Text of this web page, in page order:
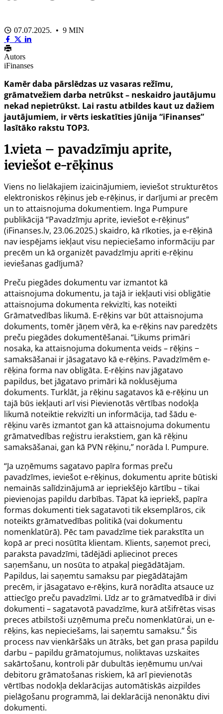
07.07.2025. • 9 MIN
Autors
iFinanses
Kamēr daba pārslēdzas uz vasaras režīmu,
grāmatvežiem darba netrūkst – neskaidro jautājumu
nekad nepietrūkst. Lai rastu atbildes kaut uz dažiem
jautājumiem, ir vērts ieskatīties jūnija “iFinanses”
lasītāko rakstu TOP3.
1.vieta – pavadzīmju aprite,
ieviešot e-rēķinus
Viens no lielākajiem izaicinājumiem, ieviešot strukturētos
elektroniskos rēķinus jeb e-rēķinus, ir darījumi ar precēm
un to attaisnojuma dokumentiem. Inga Pumpure
publikācijā “Pavadzīmju aprite, ieviešot e-rēķinus”
(iFinanses.lv, 23.06.2025.) skaidro, kā rīkoties, ja e-rēķinā
nav iespējams iekļaut visu nepieciešamo informāciju par
precēm un kā organizēt pavadzīmju apriti e-rēķinu
ieviešanas gadījumā?
Preču piegādes dokumentu var izmantot kā
attaisnojuma dokumentu, ja tajā ir iekļauti visi obligātie
attaisnojuma dokumenta rekvizīti, kas noteikti
Grāmatvedības likumā. E-rēķins var būt attaisnojuma
dokuments, tomēr jāņem vērā, ka e-rēķins nav paredzēts
preču piegādes dokumentēšanai. “Likums primāri
nosaka, ka attaisnojuma dokumenta veids – rēķins −
samaksāšanai ir jāsagatavo kā e-rēķins. Pavadzīmēm e-
rēķina forma nav obligāta. E-rēķins nav jāgatavo
papildus, bet jāgatavo primāri kā noklusējuma
dokuments. Turklāt, ja rēķinu sagatavos kā e-rēķinu un
tajā būs iekļauti arī visi Pievienotās vērtības nodokļa
likumā noteiktie rekvizīti un informācija, tad šādu e-
rēķinu varēs izmantot gan kā attaisnojuma dokumentu
grāmatvedības reģistru ierakstiem, gan kā rēķinu
samaksāšanai, gan kā PVN rēķinu,” norāda I. Pumpure.
“Ja uzņēmums sagatavo papīra formas preču
pavadzīmes, ieviešot e-rēķinus, dokumentu aprite būtiski
nemainās salīdzinājumā ar iepriekšējo kārtību – tikai
pievienojas papildu darbības. Tāpat kā iepriekš, papīra
formas dokumenti tiek sagatavoti tik eksemplāros, cik
noteikts grāmatvedības politikā (vai dokumentu
nomenklatūrā). Pēc tam pavadzīme tiek parakstīta un
kopā ar preci nosūtīta klientam. Klients, saņemot preci,
paraksta pavadzīmi, tādējādi apliecinot preces
saņemšanu, un nosūta to atpakaļ piegādātājam.
Papildus, lai saņemtu samaksu par piegādātajām
precēm, ir jāsagatavo e-rēķins, kurā norādīta atsauce uz
attiecīgo preču pavadzīmi. Līdz ar to grāmatvedībā ir divi
dokumenti – sagatavotā pavadzīme, kurā atšifrētas visas
preces atbilstoši uzņēmuma preču nomenklatūrai, un e-
rēķins, kas nepieciešams, lai saņemtu samaksu.” Šis
process nav vienkāršāks un ātrāks, bet gan prasa papildu
darbu – papildu grāmatojumus, noliktavas uzskaites
sakārtošanu, kontroli pār dubultās ieņēmumu un/vai
debitoru grāmatošanas riskiem, kā arī pievienotās
vērtības nodokļa deklarācijas automātiskās aizpildes
pielāgošanu programmā, lai deklarācijā nenonāktu divi
dokumenti.